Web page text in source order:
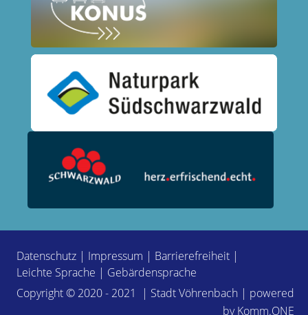
Datenschutz | Impressum | Barrierefreiheit |
Leichte Sprache | Gebärdensprache
Copyright © 2020 - 2021 | Stadt Vöhrenbach | powered
byKomm.ONE